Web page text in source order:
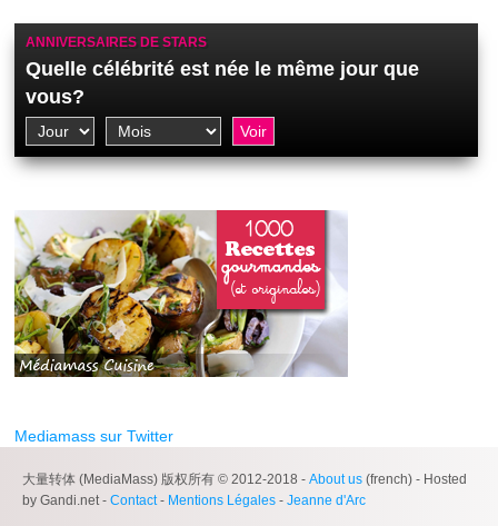
ANNIVERSAIRES DE STARS
Quelle célébrité est née le même jour que
vous?
Mediamass sur Twitter
大量转体 (MediaMass) 版权所有 © 2012-2018 - About us (french) - Hosted
by Gandi.net - Contact- Mentions Légales - Jeanne d'Arc